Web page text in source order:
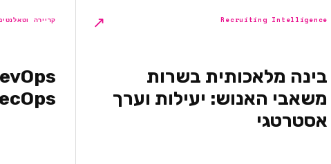
Recruiting Intelligence
בינה מלאכותית בשרות
משאבי האנוש: יעילות וערך
אסטרטגי
↗ קריירה